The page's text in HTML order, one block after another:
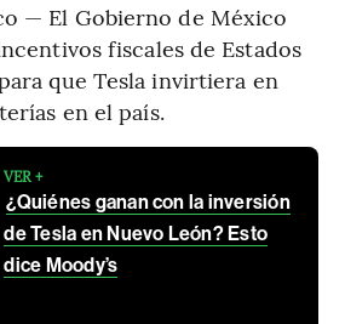
— El Gobierno de México
fiscales de Estados
que Tesla invirtiera en
en el país.
VER +
¿Quiénes ganan con la inversión
de Tesla en Nuevo León? Esto
dice Moody’s